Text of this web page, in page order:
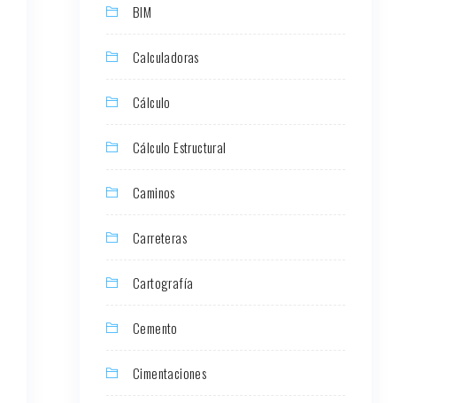
BIM
Calculadoras
Cálculo
Cálculo Estructural
Caminos
Carreteras
Cartografía
Cemento
Cimentaciones